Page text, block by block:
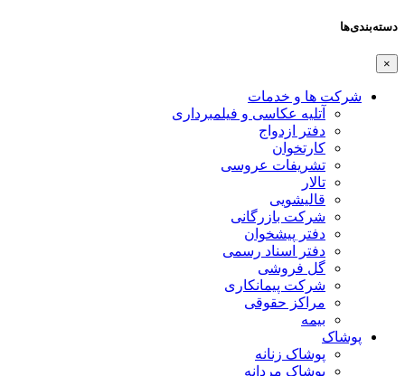
دسته‌بندی‌ها
×
شرکت ها و خدمات
آتلیه عکاسی و فیلمبرداری
دفتر ازدواج
کارتخوان
تشریفات عروسی
تالار
قالیشویی
شرکت بازرگانی
دفتر پیشخوان
دفتر اسناد رسمی
گل فروشی
شرکت پیمانکاری
مراکز حقوقی
بیمه
پوشاک
پوشاک زنانه
پوشاک مردانه